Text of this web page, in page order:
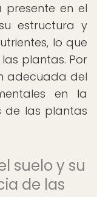
en el
estructura y
lo que
plantas. Por
adecuada del
en la
de las plantas
suelo y su
de las